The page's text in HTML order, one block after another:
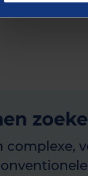
complexe,